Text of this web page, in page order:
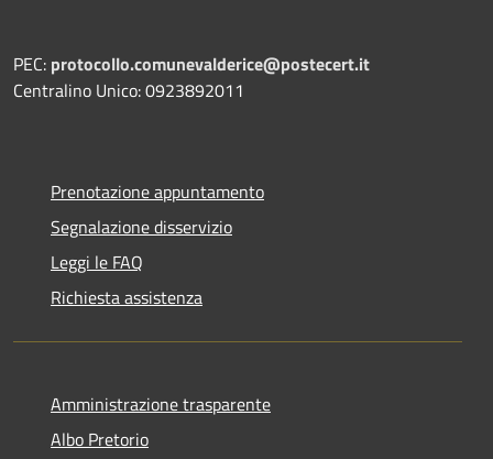
PEC: protocollo.comunevalderice@postecert.it
Centralino Unico: 0923892011
Prenotazione appuntamento
Segnalazione disservizio
Leggi le FAQ
Richiesta assistenza
Amministrazione trasparente
Albo Pretorio